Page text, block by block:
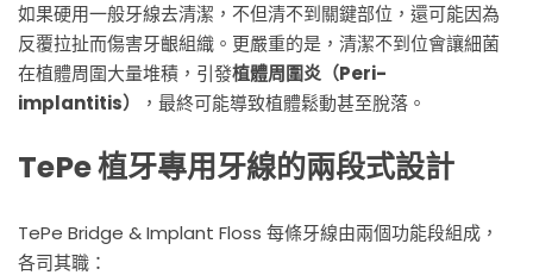
如果硬用一般牙線去清潔，不但清不到關鍵部位，還可能因為
反覆拉扯而傷害牙齦組織。更嚴重的是，清潔不到位會讓細菌
在植體周圍大量堆積，引發植體周圍炎（Peri-
implantitis）
，最終可能導致植體鬆動甚至脫落。
TePe 植牙專用牙線的兩段式設計
TePe Bridge & Implant Floss 每條牙線由兩個功能段組成，
各司其職：